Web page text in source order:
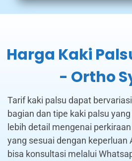
Harga Kaki
- Ortho
Tarif kaki palsu dapat
bagian dan tipe kaki palsu
lebih detail mengenai
yang sesuai dengan keperluan
bisa konsultasi melalui